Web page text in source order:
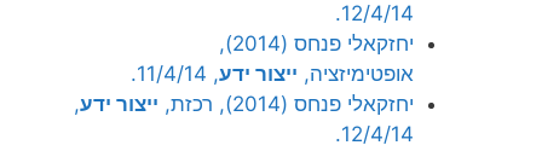
12/4/14.
יחזקאלי פנחס (2014),
אופטימיזציה, ייצור ידע, 11/4/14.
יחזקאלי פנחס (2014), רכזת,
ייצור ידע,
12/4/14.